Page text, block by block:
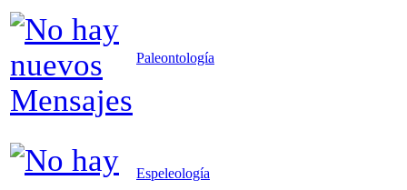
Paleontología
Espeleología